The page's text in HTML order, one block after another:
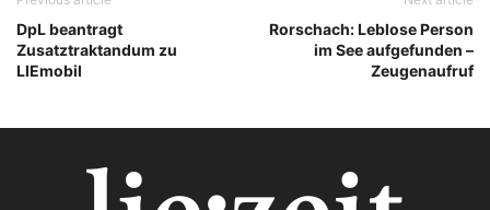
DpL beantragt
Zusatztraktandum zu
LIEmobil
Rorschach: Leblose Person
im See aufgefunden –
Zeugenaufruf